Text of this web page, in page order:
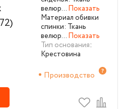
велюр… Показать
Материал обивки
спинки: Ткань
велюр… Показать
Тип основания:
Крестовина
Производство